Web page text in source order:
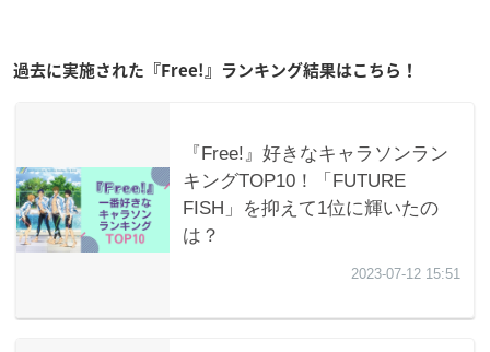
過去に実施された『Free!』ランキング結果はこちら！